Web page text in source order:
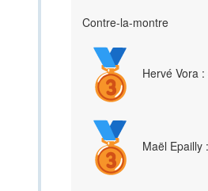
Contre-la-montre
Hervé Vora
Maël Epailly